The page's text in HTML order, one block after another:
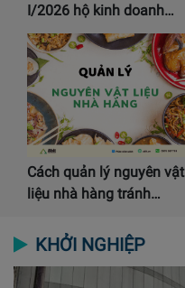
I/2026 hộ kinh doanh…
Cách quản lý nguyên vật
liệu nhà hàng tránh…
KHỞI NGHIỆP